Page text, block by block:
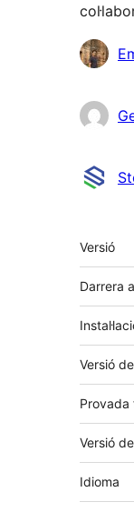
Meta
Versió
Darrera
Versió
Provada
Versió
Idioma